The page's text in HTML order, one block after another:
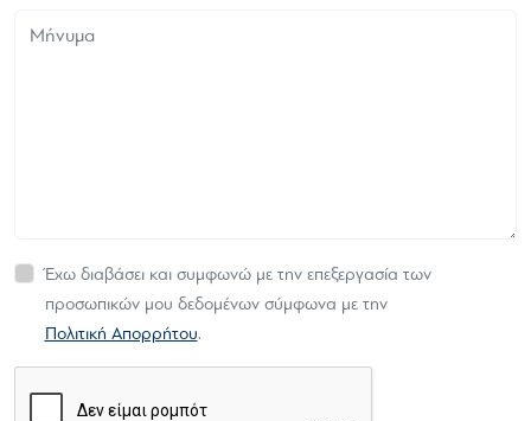
Έχω διαβάσει και συμφωνώ με την επεξεργασία των
προσωπικών μου δεδομένων σύμφωνα με την
Πολιτική Απορρήτου.